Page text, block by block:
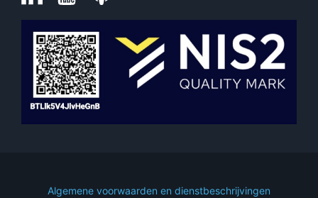
Algemene voorwaarden en dienstbeschrijvingen